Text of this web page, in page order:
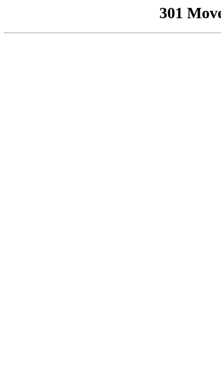
301